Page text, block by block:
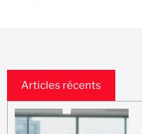
Articles récents